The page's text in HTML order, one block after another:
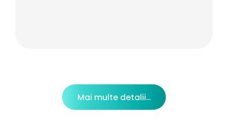
Mai multe detalii...